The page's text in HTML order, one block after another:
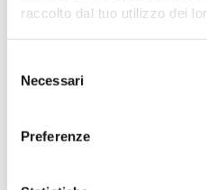
raccolto dal tuo utilizzo dei
delNecessari
Preferenze
4 settimane fa